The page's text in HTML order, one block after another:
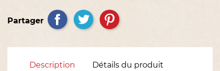
Partager
Description Détails du produit